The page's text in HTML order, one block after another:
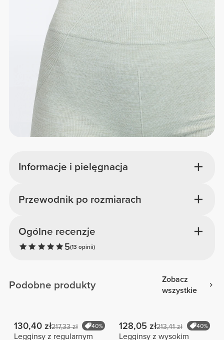
Informacje i pielęgnacja
Ogólne recenzje
5(13 opinii)
Przewodnik po rozmiarach
Podobne produkty
Zobacz
wszystkie
130,40 zł217,33 zł 40%
Legginsy z regularnym
128,05 zł213,41 zł 40%
Legginsy z wysokim